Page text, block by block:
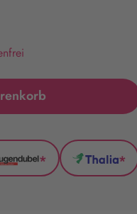
Hugendubel
*
Thalia
*